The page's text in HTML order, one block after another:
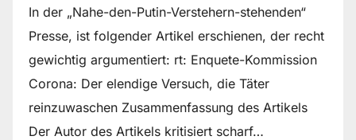
In der „Nahe-den-Putin-Verstehern-stehenden“
Presse, ist folgender Artikel erschienen, der recht
gewichtig argumentiert: rt: Enquete-Kommission
Corona: Der elendige Versuch, die Täter
reinzuwaschen Zusammenfassung des Artikels
Der Autor des Artikels kritisiert scharf…